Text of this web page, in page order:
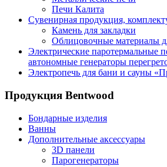
Печи Калита
Сувенирная продукция,
Камень для закладки
Облицовочные материалы
Электрические паротермальные
автономные генераторы
Электропечь для бани и сауны
Продукция Bentwood
Бондарные изделия
Ванны
Дополнительные аксессуары
3D панели
Парогенераторы